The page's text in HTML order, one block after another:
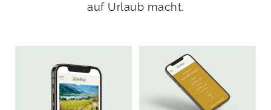
auf Urlaub macht.